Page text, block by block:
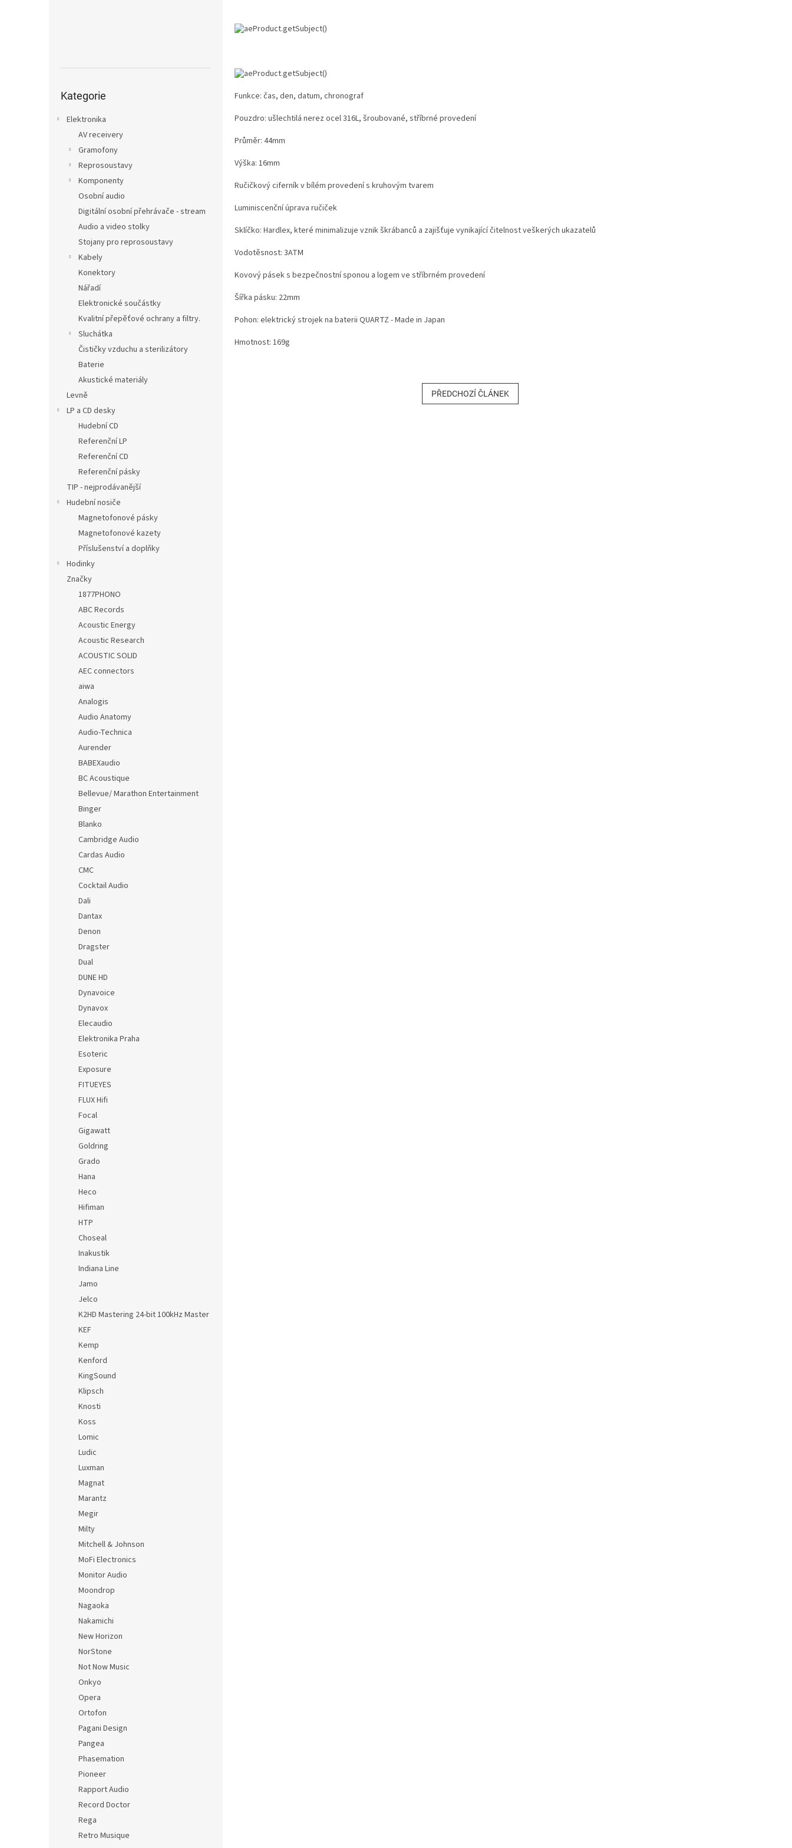
kategorie
Kategorie
Elektronika
AV receivery
Gramofony
Reprosoustavy
Komponenty
Osobní audio
Digitální osobní přehrávače - stream
Audio a video stolky
Stojany pro reprosoustavy
Kabely
Konektory
Nářadí
Elektronické součástky
Kvalitní přepěťové ochrany a filtry.
Sluchátka
Čističky vzduchu a sterilizátory
Baterie
Akustické materiály
Levně
LP a CD desky
Hudební CD
Referenční LP
Referenční CD
Referenční pásky
TIP - nejprodávanější
Hudební nosiče
Magnetofonové pásky
Magnetofonové kazety
Příslušenství a doplňky
Hodinky
Značky
1877PHONO
ABC Records
Acoustic Energy
Acoustic Research
ACOUSTIC SOLID
AEC connectors
aiwa
Analogis
Audio Anatomy
Audio-Technica
Aurender
BABEXaudio
BC Acoustique
Bellevue/ Marathon Entertainment
Binger
Blanko
Cambridge Audio
Cardas Audio
CMC
Cocktail Audio
Dali
Dantax
Denon
Dragster
Dual
DUNE HD
Dynavoice
Dynavox
Elecaudio
Elektronika Praha
Esoteric
Exposure
FITUEYES
FLUX Hifi
Focal
Gigawatt
Goldring
Grado
Hana
Heco
Hifiman
HTP
Choseal
Inakustik
Indiana Line
Jamo
Jelco
K2HD Mastering 24-bit 100kHz Master
KEF
Kemp
Kenford
KingSound
Klipsch
Knosti
Koss
Lomic
Ludic
Luxman
Magnat
Marantz
Megir
Milty
Mitchell & Johnson
MoFi Electronics
Monitor Audio
Moondrop
Nagaoka
Nakamichi
New Horizon
NorStone
Not Now Music
Onkyo
Opera
Ortofon
Pagani Design
Pangea
Phasemation
Pioneer
Rapport Audio
Record Doctor
Rega
Retro Musique
Funkce: čas, den, datum, chronograf
Pouzdro: ušlechtilá nerez ocel 316L, šroubované, stříbrné provedení
Průměr: 44mm
Výška: 16mm
Ručičkový ciferník v bílém provedení s kruhovým tvarem
Luminiscenční úprava ručiček
Sklíčko: Hardlex, které minimalizuje vznik škrábanců a zajišťuje vynikající čitelnost veškerých ukazatelů
Vodotěsnost: 3ATM
Kovový pásek s bezpečnostní sponou a logem ve stříbrném provedení
Šířka pásku: 22mm
Pohon: elektrický strojek na baterii QUARTZ - Made in Japan
Hmotnost: 169g
PŘEDCHOZÍ ČLÁNEK